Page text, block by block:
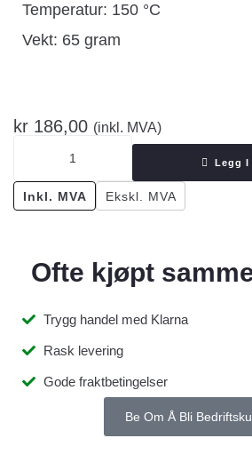
Temperatur: 150 °C
Vekt: 65 gram
kr 186,00 (inkl. MVA)
Legg I
Inkl. MVA Ekskl. MVA
Ofte kjøpt
Trygg handel med Klarna
Rask levering
Gode fraktbetingelser
Be Om Å Bli